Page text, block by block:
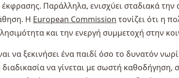
έκφρασης. Παράλληλα, ενισχύει σταδιακά
Η European Commission τονίζει ότι η
και την ενεργή συμμετοχή στην
να ξεκινήσει ένα παιδί όσο το δυνατόν
διαδικασία να γίνεται με σωστή καθοδήγηση,